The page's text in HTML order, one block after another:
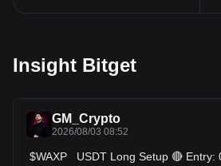
Insight Bitget
GM_Crypto
2026/08/03 08:52
‍ $WAXP USDT Long Setup 🔴 Entry: 0.003950 - 0.004330